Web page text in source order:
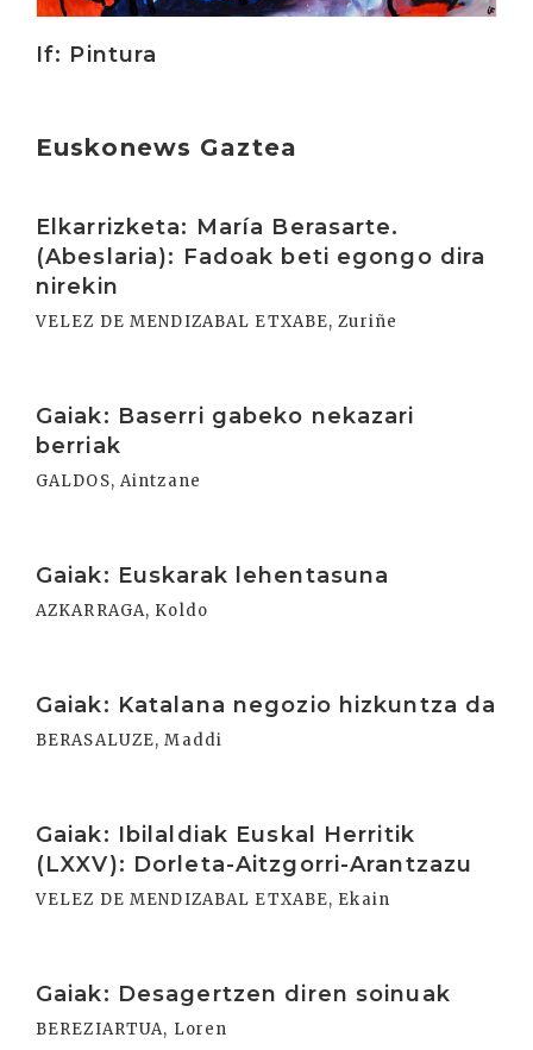
If: Pintura
Euskonews Gaztea
Elkarrizketa: María Berasarte.
(Abeslaria): Fadoak beti egongo dira
nirekin
VELEZ DE MENDIZABAL ETXABE, Zuriñe
Gaiak: Baserri gabeko nekazari
berriak
GALDOS, Aintzane
Gaiak: Euskarak lehentasuna
AZKARRAGA, Koldo
Gaiak: Katalana negozio hizkuntza da
BERASALUZE, Maddi
Gaiak: Ibilaldiak Euskal Herritik
(LXXV): Dorleta-Aitzgorri-Arantzazu
VELEZ DE MENDIZABAL ETXABE, Ekain
Gaiak: Desagertzen diren soinuak
BEREZIARTUA, Loren